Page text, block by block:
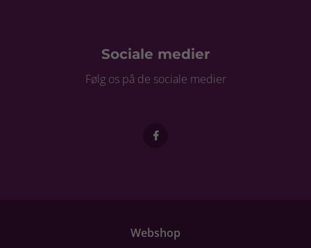
Sociale medier
Følg os på de sociale medier
Webshop